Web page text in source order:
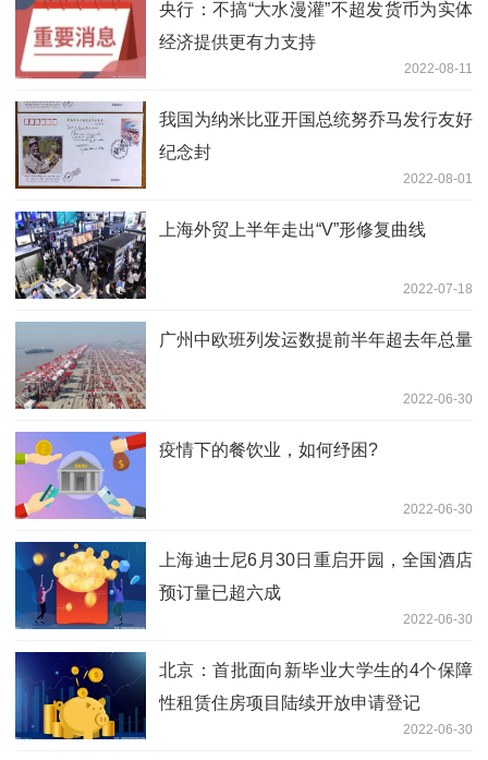
央行：不搞“大水漫灌”不超发货币为实体
经济提供更有力支持
2022-08-11
我国为纳米比亚开国总统努乔马发行友好
纪念封
2022-08-01
上海外贸上半年走出“V”形修复曲线
2022-07-18
广州中欧班列发运数提前半年超去年总量
2022-06-30
疫情下的餐饮业，如何纾困?
2022-06-30
上海迪士尼6月30日重启开园，全国酒店
预订量已超六成
2022-06-30
北京：首批面向新毕业大学生的4个保障
性租赁住房项目陆续开放申请登记
2022-06-30